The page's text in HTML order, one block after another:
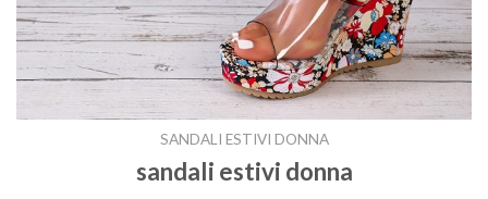
SANDALI ESTIVI DONNA
sandali estivi donna